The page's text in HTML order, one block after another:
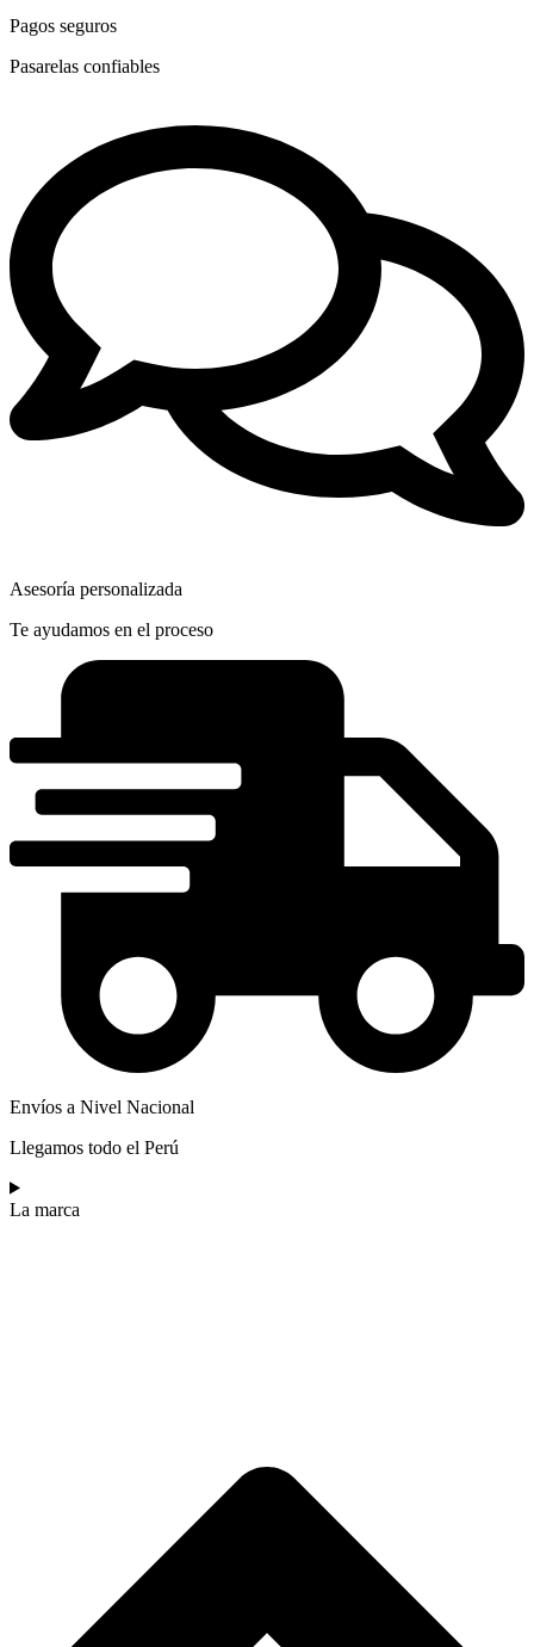
Pagos seguros
Pasarelas confiables
Asesoría personalizada
Te ayudamos en el proceso
Envíos a Nivel Nacional
Llegamos todo el Perú
La marca​